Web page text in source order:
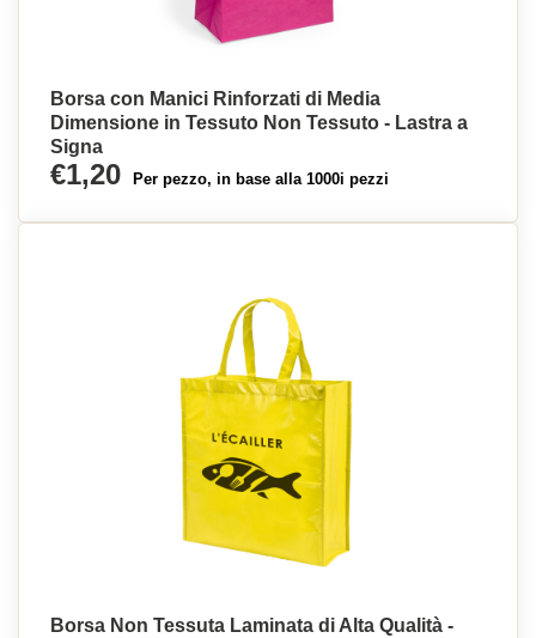
Borsa con Manici Rinforzati di Media
Dimensione in Tessuto Non Tessuto - Lastra a
Signa
€1,20 Per pezzo, in base alla 1000i pezzi
Borsa Non Tessuta Laminata di Alta Qualità -